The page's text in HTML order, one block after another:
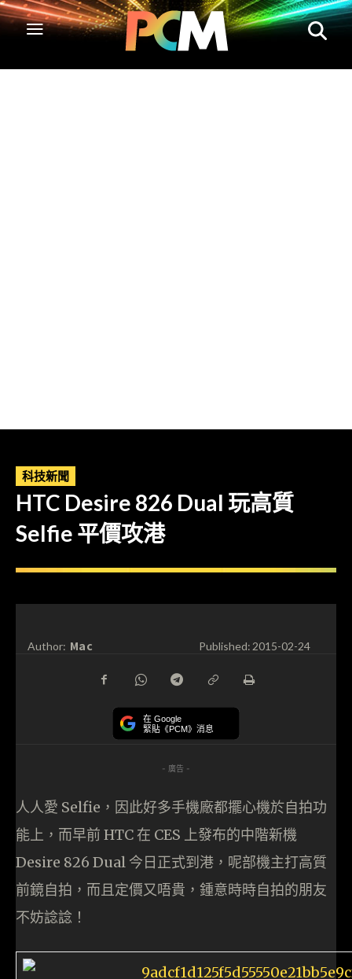
科技新聞
HTC Desire 826 Dual 玩高質
Selfie 平價攻港
Author: Mac Published:2015-02-24
在 Google
緊貼《PCM》消息
- 廣告 -
人人愛 Selfie，因此好多手機廠都擺心機於自拍功
能上，而早前 HTC 在 CES 上發布的中階新機
Desire 826 Dual 今日正式到港，呢部機主打高質
前鏡自拍，而且定價又唔貴，鍾意時時自拍的朋友
不妨諗諗！